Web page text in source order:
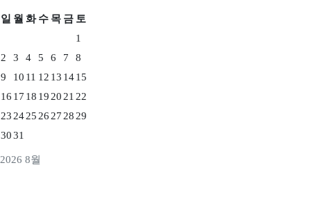
2026 8월
일 월 화 수 목 금 토
1
2
3 4 5 6 7
8
9
10 11 12 13 1415
16 17 18 19 20 21 22
23 2425 26 27 28 29
3031